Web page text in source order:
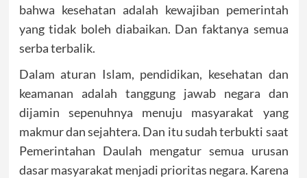
bahwa kesehatan adalah kewajiban pemerintah
yang tidak boleh diabaikan. Dan faktanya semua
serba terbalik.
Dalam aturan Islam, pendidikan, kesehatan dan
keamanan adalah tanggung jawab negara dan
dijamin sepenuhnya menuju masyarakat yang
makmur dan sejahtera. Dan itu sudah terbukti saat
Pemerintahan Daulah mengatur semua urusan
dasar masyarakat menjadi prioritas negara. Karena